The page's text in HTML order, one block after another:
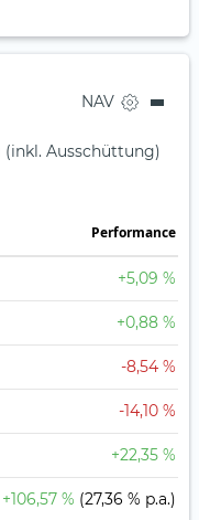
NAV
Ausschüttung)
Perfor­mance
+5,09 %
+0,88 %
-8,54 %
-14,10 %
+22,35 %
+106,57 % (27,36 % p.a.)